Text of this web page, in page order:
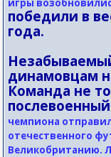
игры
победили в
года.
динамовцам
Команда не
чемпиона
отечественного
Великобританию.